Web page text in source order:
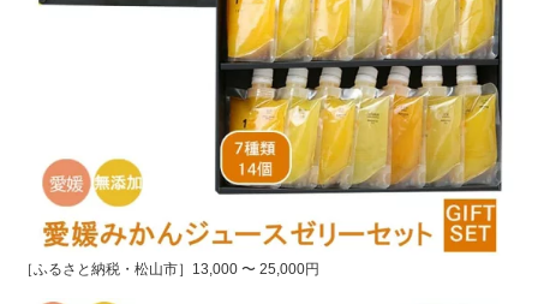
［ふるさと納税・松山市］13,000 〜 25,000円